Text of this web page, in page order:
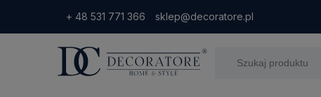
+ 48 531 771 366 sklep@decoratore.pl